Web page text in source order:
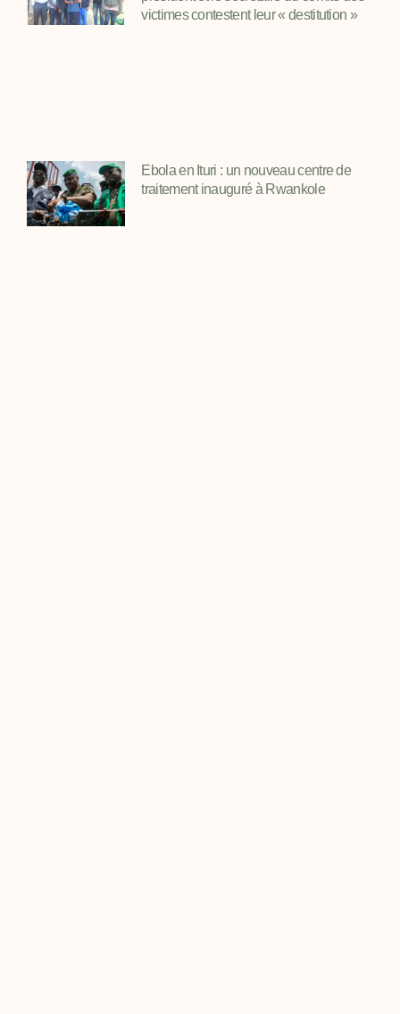
victimes contestent leur « destitution »
Ebola en Ituri : un nouveau centre de
traitement inauguré à Rwankole